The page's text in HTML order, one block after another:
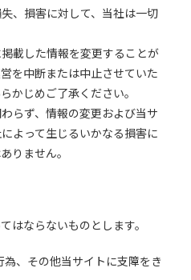
、損害に対して、当社は一切
載した情報を変更することが
を中断または中止させていた
かじめご了承ください。
らず、情報の変更および当サ
よって生じるいかなる損害に
りません。
はならないものとします。
、その他当サイトに支障をき